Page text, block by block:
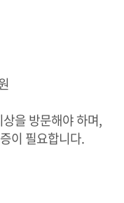
을 방문해야 하며,
이 필요합니다.